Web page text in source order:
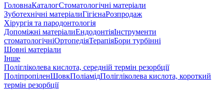
ГоловнаКаталогСтоматологічні матеріали
Зуботехнічні матеріалиГігієнаРозпродаж
Хірургія та пародонтологія
Допоміжні матеріалиЕндодонтіяІнструменти
стоматологічніОртопедіяТерапіяБори турбінні
Шовні матеріали
Інше
Полігліколева кислота, середній термін резорбції
ПоліпропіленШовкПоліамідПолігліколева кислота, короткий
термін резорбції